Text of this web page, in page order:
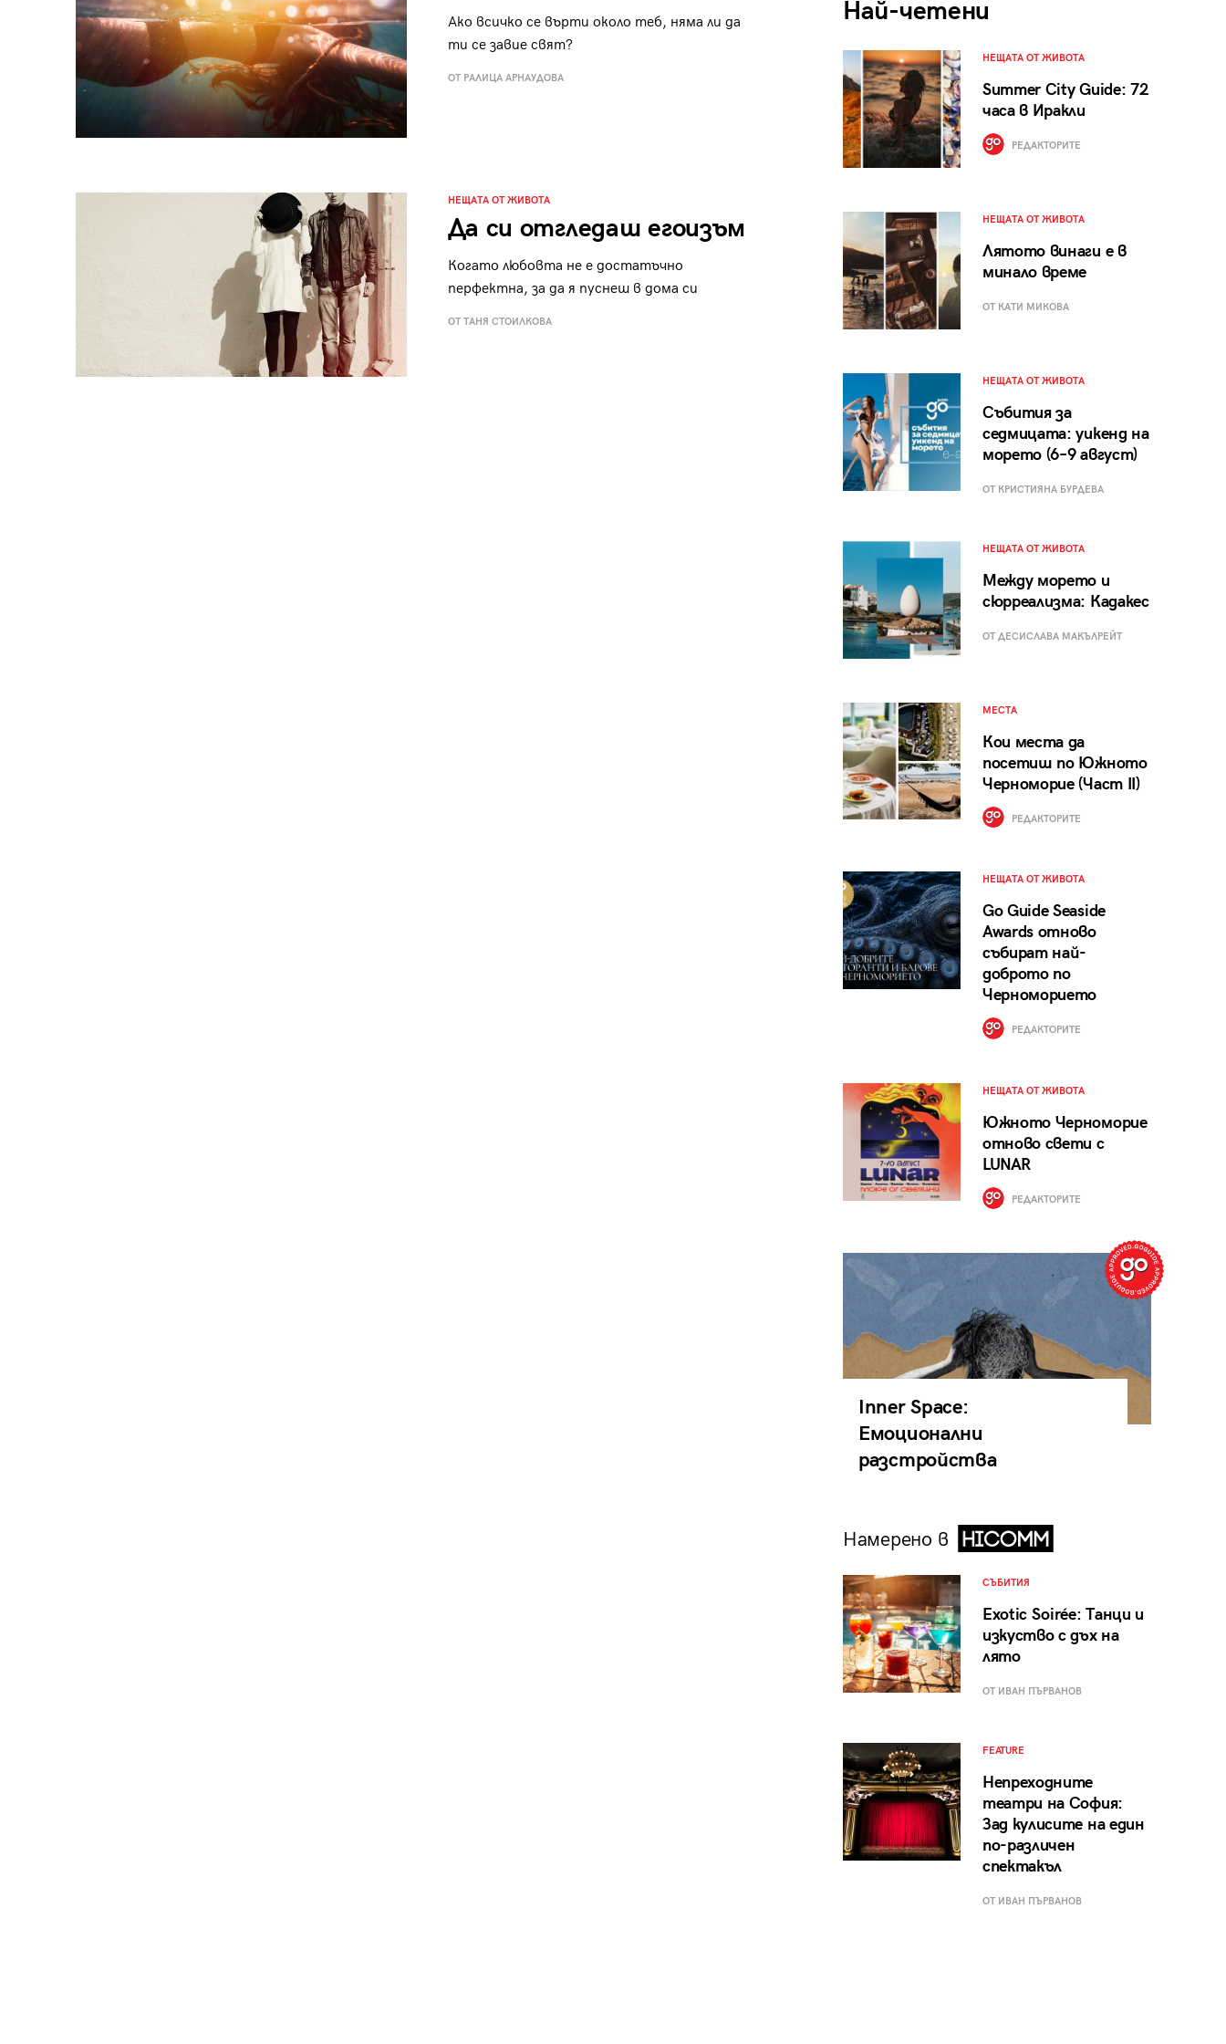
Ако всичко се върти около теб, няма ли да
ти се завие свят?
ОТ РАЛИЦА АРНАУДОВА
НЕЩАТА ОТ ЖИВОТА
Да си отгледаш егоизъм
Когато любовта не е достатъчно
перфектна, за да я пуснеш в дома си
ОТ ТАНЯ СТОИЛКОВА
Най-четени
НЕЩАТА ОТ ЖИВОТА
Summer City Guide: 72
часа в Иракли
РЕДАКТОРИТЕ
НЕЩАТА ОТ ЖИВОТА
Лятото винаги е в
минало време
ОТ КАТИ МИКОВА
НЕЩАТА ОТ ЖИВОТА
Събития за
седмицата: уикенд на
морето (6–9 август)
ОТ КРИСТИЯНА БУРДЕВА
НЕЩАТА ОТ ЖИВОТА
Между морето и
сюрреализма: Кадакес
ОТ ДЕСИСЛАВА МАКЪЛРЕЙТ
МЕСТА
Кои места да
посетиш по Южното
Черноморие (Част II)
РЕДАКТОРИТЕ
НЕЩАТА ОТ ЖИВОТА
Go Guide Seaside
Awards отново
събират най-
доброто по
Черноморието
РЕДАКТОРИТЕ
НЕЩАТА ОТ ЖИВОТА
Южното Черноморие
отново свети с
LUNAR
РЕДАКТОРИТЕ
Inner Space:
Емоционални
разстройства
Намерено в
СЪБИТИЯ
Exotic Soirée: Танци и
изкуство с дъх на
лято
ОТ ИВАН ПЪРВАНОВ
FEATURE
Непреходните
театри на София:
Зад кулисите на един
по-различен
спектакъл
ОТ ИВАН ПЪРВАНОВ